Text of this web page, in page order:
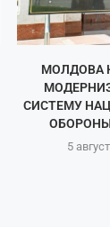
МОЛДОВА
СИСТЕМУ
ОБОРОНЫ
5